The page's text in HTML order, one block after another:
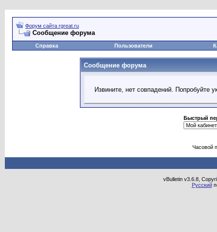
Форум сайта rgreat.ru
Сообщение форума
Справка Пользователи
Сообщение форума
Извините, нет совпадений. Попробуйте
Быстрый
Часовой
vBulletin v3.6.8,
Русский